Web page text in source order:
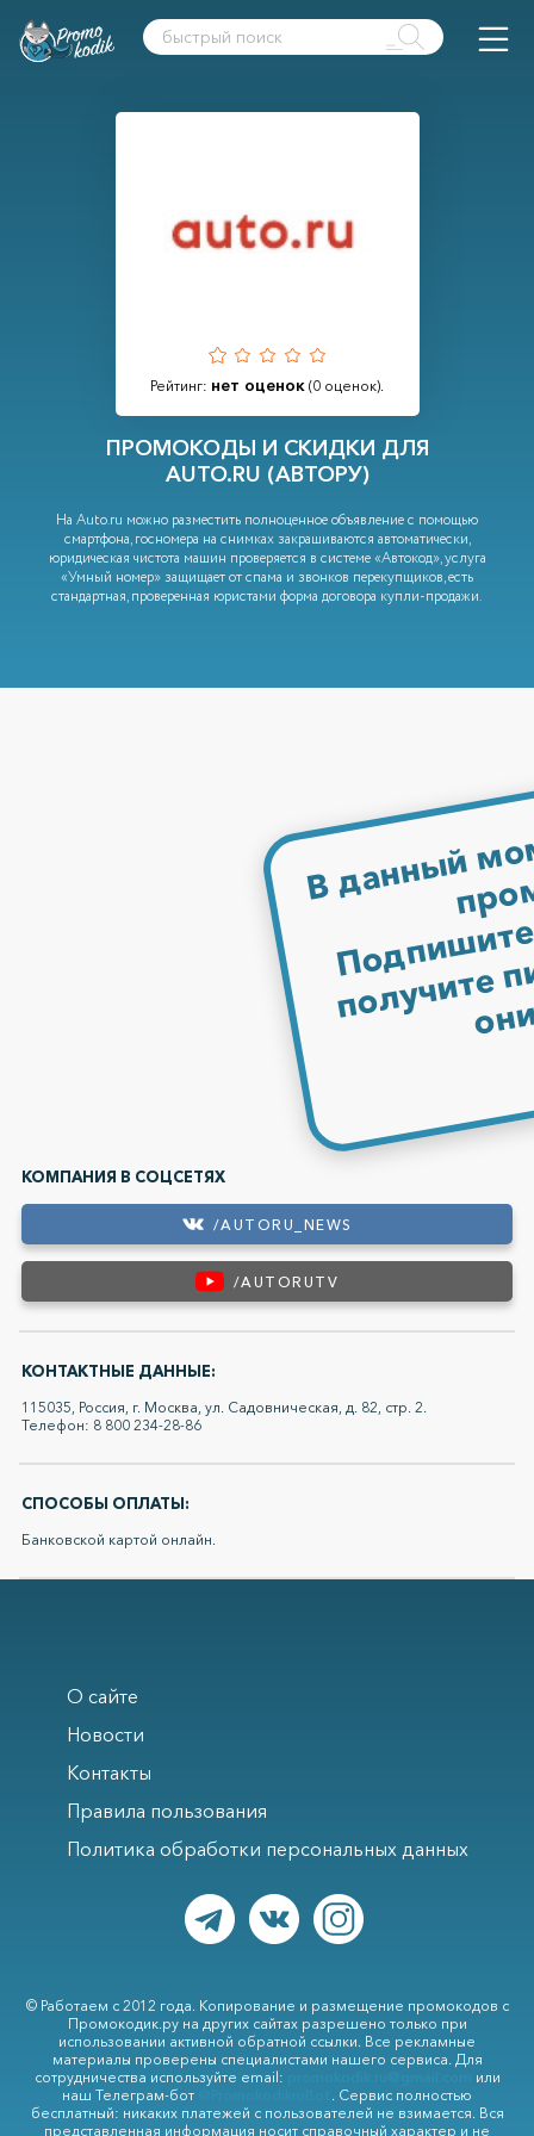
Рейтинг: нет оценок (0 оценок).
ПРОМОКОДЫ И СКИДКИ ДЛЯ
AUTO.RU (АВТОРУ)
На Auto.ru можно разместить полноценное объявление с помощью
смартфона, госномера на снимках закрашиваются автоматически,
юридическая чистота машин проверяется в системе «Автокод», услуга
«Умный номер» защищает от спама и звонков перекупщиков, есть
стандартная, проверенная юристами форма договора купли-продажи.
КОМПАНИЯ В СОЦСЕТЯХ
/AUTORU_NEWS
/AUTORUTV
КОНТАКТНЫЕ ДАННЫЕ:
115035, Россия, г. Москва, ул. Садовническая, д. 82, стр. 2.
Телефон: 8 800 234-28-86
СПОСОБЫ ОПЛАТЫ:
Банковской картой онлайн.
О сайте
Новости
Контакты
Правила пользования
Политика обработки персональных данных
© Работаем с 2012 года. Копирование и размещение промокодов с
Промокодик.ру на других сайтах разрешено только при
использовании активной обратной ссылки. Все рекламные
материалы проверены специалистами нашего сервиса. Для
сотрудничества используйте email:
или
наш Телеграм-бот
. Сервис полностью
бесплатный: никаких платежей с пользователей не взимается. Вся
представленная информация носит справочный характер и не